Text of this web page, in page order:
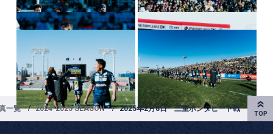
一覧 2024-2025 SEASON 2025年2月8日 三重ホンダヒート戦